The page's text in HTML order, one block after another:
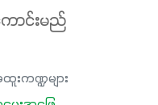
ောင်းမည်
းကဏ္ဍများ